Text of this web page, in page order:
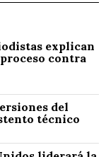
explican
contra
del
técnico